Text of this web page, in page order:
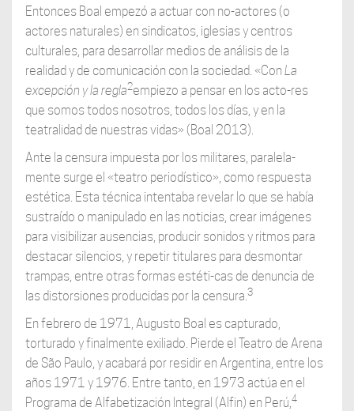
Entonces Boal empezó a actuar con no-actores (o
actores naturales) en sindicatos, iglesias y centros
culturales, para desarrollar medios de análisis de la
realidad y de comunicación con la sociedad. «Con La
excepción y la regla2empiezo a pensar en los acto-res
que somos todos nosotros, todos los días, y en la
teatralidad de nuestras vidas» (Boal 2013).
Ante la censura impuesta por los militares, paralela-
mente surge el «teatro periodístico», como respuesta
estética. Esta técnica intentaba revelar lo que se había
sustraído o manipulado en las noticias, crear imágenes
para visibilizar ausencias, producir sonidos y ritmos para
destacar silencios, y repetir titulares para desmontar
trampas, entre otras formas estéti-cas de denuncia de
las distorsiones producidas por la censura. 3
En febrero de 1971, Augusto Boal es capturado,
torturado y finalmente exiliado. Pierde el Teatro de Arena
de São Paulo, y acabará por residir en Argentina, entre los
años 1971 y 1976. Entre tanto, en 1973 actúa en el
Programa de Alfabetización Integral (Alfin) en Perú, 4